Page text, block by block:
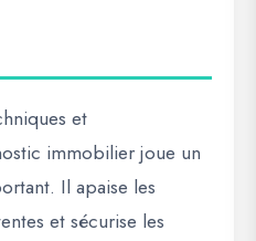
et
immobilier joue un
Il apaise les
et sécurise les